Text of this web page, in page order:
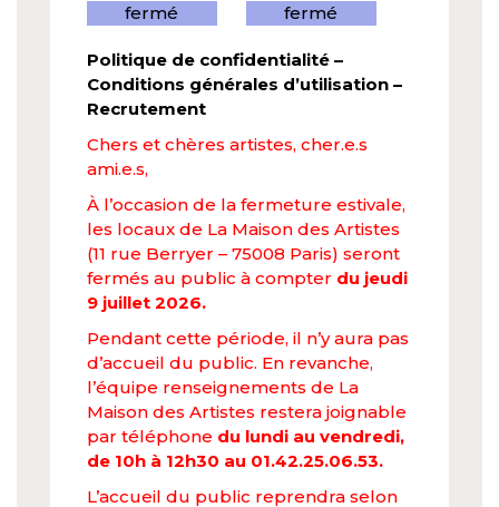
fermé
fermé
Politique de confidentialité –
Conditions générales d’utilisation –
Recrutement
Chers et chères artistes, cher.e.s
ami.e.s,
À l’occasion de la fermeture estivale,
les locaux de La Maison des Artistes
(11 rue Berryer – 75008 Paris) seront
fermés au public à compter du jeudi
9 juillet 2026.
Pendant cette période, il n’y aura pas
d’accueil du public. En revanche,
l’équipe renseignements de La
Maison des Artistes restera joignable
par téléphone du lundi au vendredi,
de 10h à 12h30 au 01.42.25.06.53.
L’accueil du public reprendra selon